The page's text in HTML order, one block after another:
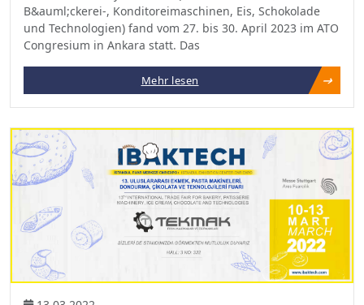
B&auml;ckerei-, Konditoreimaschinen, Eis, Schokolade
und Technologien) fand vom 27. bis 30. April 2023 im ATO
Congresium in Ankara statt. Das
Mehr lesen